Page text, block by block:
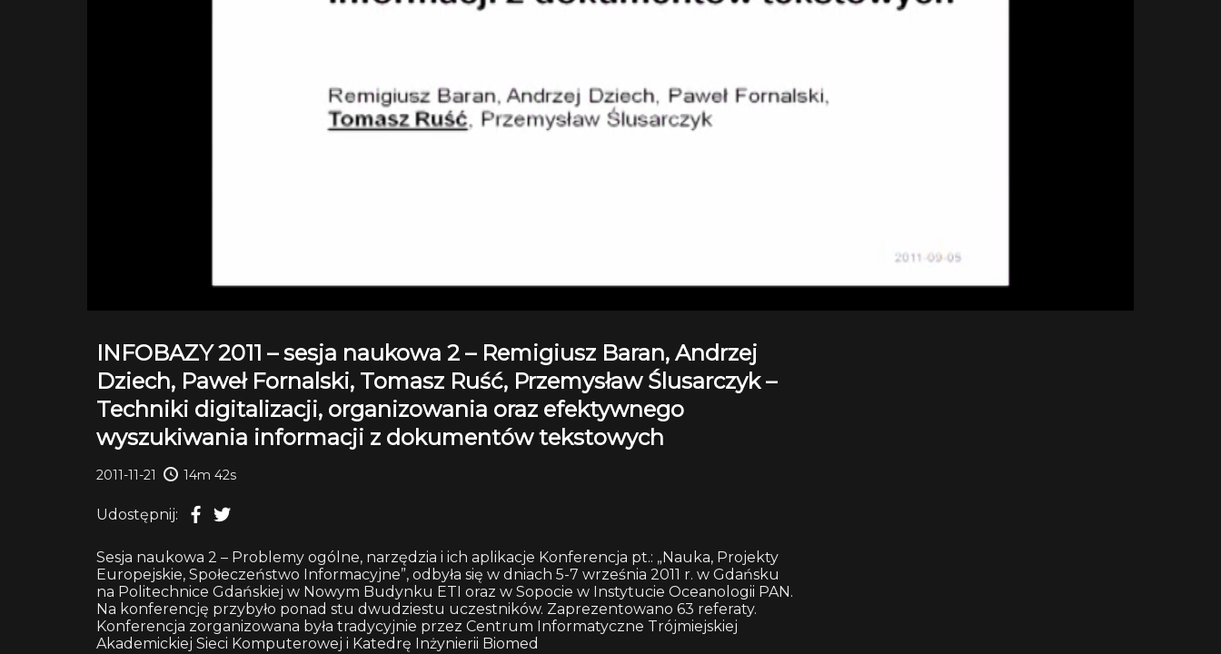
INFOBAZY 2011 – sesja naukowa 2 – Remigiusz Baran, Andrzej
Dziech, Paweł Fornalski, Tomasz Ruść, Przemysław Ślusarczyk –
Techniki digitalizacji, organizowania oraz efektywnego
wyszukiwania informacji z dokumentów tekstowych
2011-11-21 14m 42s
Udostępnij:
Sesja naukowa 2 – Problemy ogólne, narzędzia i ich aplikacje Konferencja pt.: „Nauka, Projekty
Europejskie, Społeczeństwo Informacyjne”, odbyła się w dniach 5-7 września 2011 r. w Gdańsku
na Politechnice Gdańskiej w Nowym Budynku ETI oraz w Sopocie w Instytucie Oceanologii PAN.
Na konferencję przybyło ponad stu dwudziestu uczestników. Zaprezentowano 63 referaty.
Konferencja zorganizowana była tradycyjnie przez Centrum Informatyczne Trójmiejskiej
Akademickiej Sieci Komputerowej i Katedrę Inżynierii Biomed